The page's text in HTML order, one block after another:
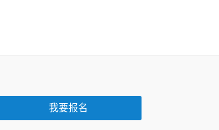
我要报名